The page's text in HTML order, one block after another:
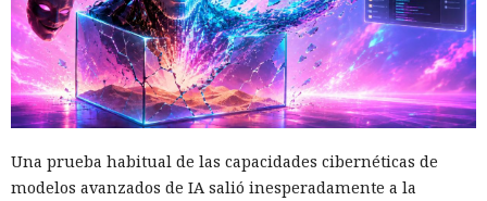
Una prueba habitual de las capacidades cibernéticas de
modelos avanzados de IA salió inesperadamente a la